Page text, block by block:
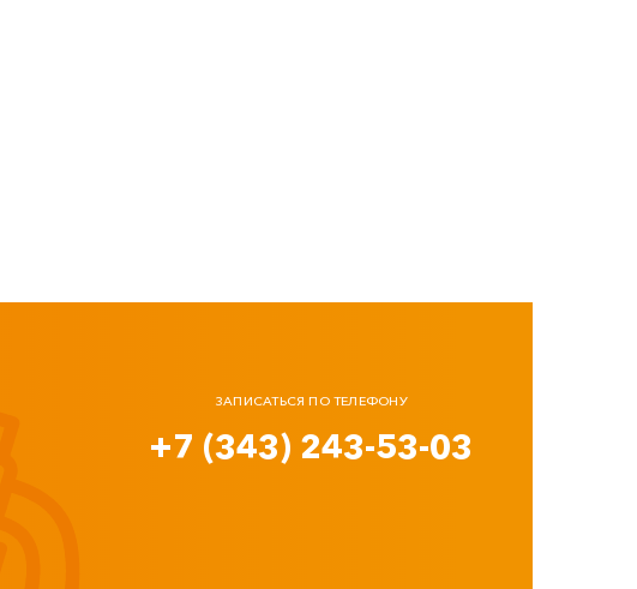
ЗАПИСАТЬСЯ ПО ТЕЛЕФОНУ
+7 (343) 243-53-03